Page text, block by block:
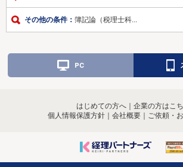
その他の条件： 簿記論（税理士科...
はじめての方へ
企業の方はこ
個人情報保護方針
会社概要 ご依頼・